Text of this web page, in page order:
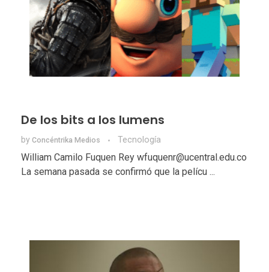
De los bits a los lumens
by Concéntrika Medios Tecnologí­a
William Camilo Fuquen Rey wfuquenr@ucentral.edu.co
La semana pasada se confirmó que la pelícu ...